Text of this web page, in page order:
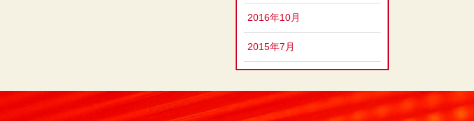
2016年10月
2015年7月